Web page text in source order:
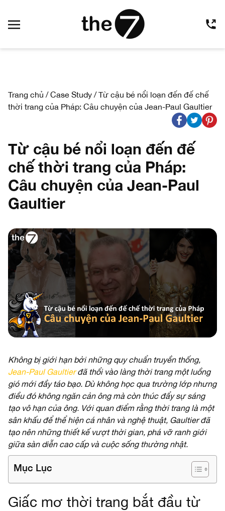
Trang chủ /Case Study /Từ cậu bé nổi loạn đến đế chế
thời trang của Pháp: Câu chuyện của Jean-Paul Gaultier
Từ cậu bé nổi loạn đến đế
chế thời trang của Pháp:
Câu chuyện của Jean-Paul
Gaultier
Không bị giới hạn bởi những quy chuẩn truyền thống,
Jean-Paul Gaultierđã thổi vào làng thời trang một luồng
gió mới đầy táo bạo. Dù không học qua trường lớp nhưng
điều đó không ngăn cản ông mà còn thúc đẩy sự sáng
tạo vô hạn của ông. Với quan điểm rằng thời trang là một
sân khấu để thể hiện cá nhân và nghệ thuật, Gaultier đã
tạo nên những thiết kế vượt thời gian, phá vỡ ranh giới
giữa sàn diễn cao cấp và cuộc sống thường nhật.
Mục Lục
Giấc mơ thời trang bắt đầu từ